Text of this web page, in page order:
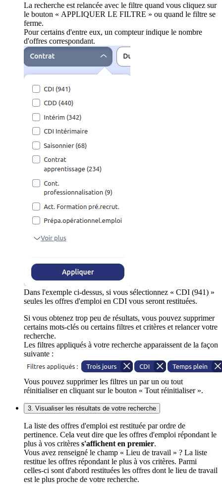
La recherche est relancée avec le filtre quand vous cliquez sur
le bouton « APPLIQUER LE FILTRE » ou quand le filtre se
ferme.
Pour certains d'entre eux, un compteur indique le nombre
d'offres correspondant.
Dans l'exemple ci-dessus, si vous sélectionnez « CDI (941) »
seules les offres d'emploi en CDI vous seront restituées.
Si vous obtenez trop peu de résultats, vous pouvez supprimer
certains mots-clés ou certains filtres et critères et relancer votre
recherche.
Les filtres appliqués à votre recherche apparaissent de la façon
suivante :
Vous pouvez supprimer les filtres un par un ou tout
réinitialiser en cliquant sur le bouton « Tout réinitialiser ».
3. Visualiser les résultats de votre recherche
La liste des offres d'emploi est restituée par ordre de
pertinence. Cela veut dire que les offres d'emploi répondant le
plus à vos critères s'affichent en premier.
Vous avez renseigné le champ « Lieu de travail » ? La liste
restitue les offres répondant le plus à vos critères. Parmi
celles-ci sont d'abord restituées les offres dont le lieu de travail
est le plus proche de votre recherche.